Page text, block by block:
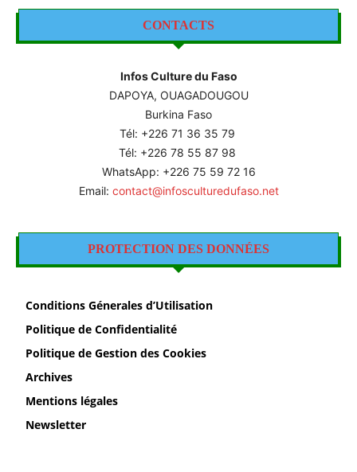
CONTACTS
Infos Culture du Faso
DAPOYA, OUAGADOUGOU
Burkina Faso
Tél: +226 71 36 35 79
Tél: +226 78 55 87 98
WhatsApp: +226 75 59 72 16
Email: contact@infosculturedufaso.net
PROTECTION DES DONNÉES
Conditions Génerales d’Utilisation
Politique de Confidentialité
Politique de Gestion des Cookies
Archives
Mentions légales
Newsletter